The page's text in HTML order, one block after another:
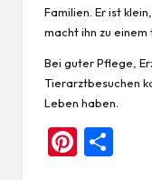
Familien. Er ist
macht ihn zu einem
Bei guter Pflege,
Tierarztbesuchen
Leben haben.
Pi